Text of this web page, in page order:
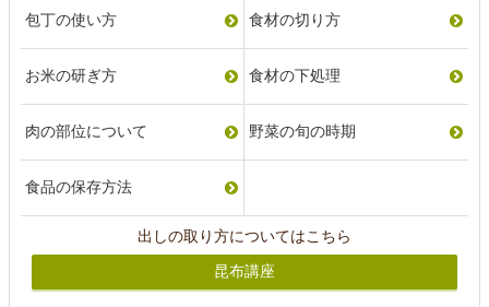
包丁の使い方 食材の切り方
お米の研ぎ方 食材の下処理
肉の部位について 野菜の旬の時期
食品の保存方法
出しの取り方についてはこちら
昆布講座